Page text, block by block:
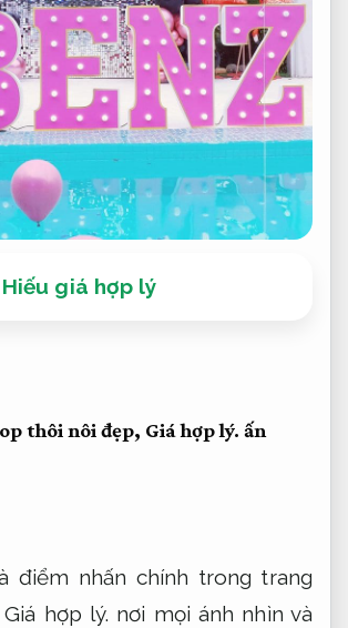
giá hợp lý
thôi nôi đẹp, Giá hợp lý. ấn
điểm nhấn chính trong trang
Giá hợp lý. nơi mọi ánh nhìn và